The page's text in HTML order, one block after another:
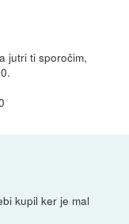
jutri ti sporočim,
kupil ker je mal